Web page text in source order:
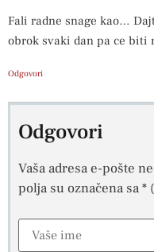
Fali radne snage kao…
obrok svaki dan pa ce biti
Odgovori
Odgovori
Vaša adresa e-pošte
polja su označena sa*